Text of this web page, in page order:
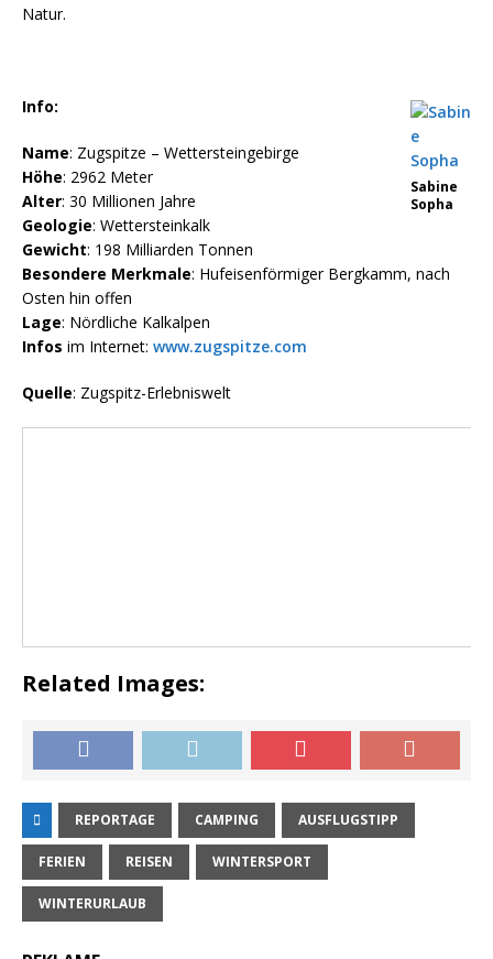
Natur.
Sabine
Sopha
Info:
Name: Zugspitze – Wettersteingebirge
Höhe: 2962 Meter
Alter: 30 Millionen Jahre
Geologie: Wettersteinkalk
Gewicht: 198 Milliarden Tonnen
Besondere Merkmale: Hufeisenförmiger Bergkamm, nach
Osten hin offen
Lage: Nördliche Kalkalpen
Infos im Internet: www.zugspitze.com
Quelle: Zugspitz-Erlebniswelt
Related Images:
REPORTAGE CAMPING AUSFLUGSTIPP
FERIEN REISEN WINTERSPORT
WINTERURLAUB